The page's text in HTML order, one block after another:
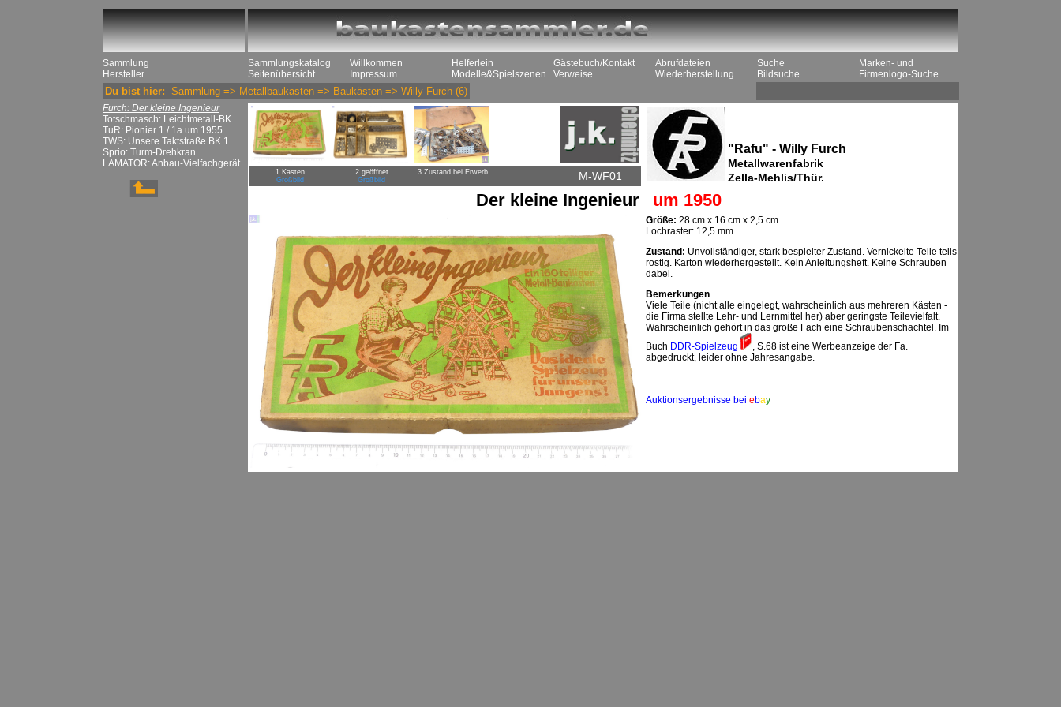
Sammlung
Hersteller
Sammlungskatalog
Seitenübersicht
Willkommen
Impressum
Helferlein
Modelle&Spielszenen
Gästebuch/Kontakt
Verweise
Abrufdateien
Wiederherstellung
Suche
Bildsuche
Marken- und
Firmenlogo-Suche
Du bist hier: Sammlung => Metallbaukasten => Baukästen => Willy Furch (6)
Furch: Der kleine Ingenieur
Totschmasch: Leichtmetall-BK
TuR: Pionier 1 / 1a um 1955
TWS: Unsere Taktstraße BK 1
Sprio: Turm-Drehkran
LAMATOR: Anbau-Vielfachgerät
1 Kasten
Großbild
2 geöffnet
Großbild
3 Zustand bei Erwerb M-WF01
"Rafu" - Willy Furch
Metallwarenfabrik
Zella-Mehlis/Thür.
Der kleine Ingenieur um 1950
Größe: 28 cm x 16 cm x 2,5 cm
Lochraster: 12,5 mm
Zustand: Unvollständiger, stark bespielter Zustand. Vernickelte Teile teils
rostig. Karton wiederhergestellt. Kein Anleitungsheft. Keine Schrauben
dabei.
Bemerkungen
Viele Teile (nicht alle eingelegt, wahrscheinlich aus mehreren Kästen -
die Firma stellte Lehr- und Lernmittel her) aber geringste Teilevielfalt.
Wahrscheinlich gehört in das große Fach eine Schraubenschachtel. Im
Buch DDR-Spielzeug
, S.68 ist eine Werbeanzeige der Fa.
abgedruckt, leider ohne Jahresangabe.
Auktionsergebnisse bei ebay